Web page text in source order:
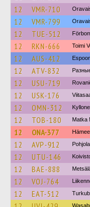
12
VMR-710
12 VMR-799
12 TUE-512
12 RKN-666 Toimi
12 AUS-412
12 ATV-832
12 USU-719
12 USK-176
12 OMN-312
12 TOB-180 Matka
12 ONA-377
12 AVP-912
12 UTU-146
12 BAE-888
12 VOJ-764
12 EAT-512